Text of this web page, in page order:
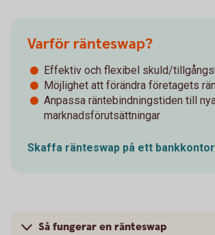
Varför ränteswap?
Effektiv och flexibel skuld/
Möjlighet att förändra företagets
Anpassa räntebindningstiden till
marknadsförutsättningar
Skaffa ränteswap på ett bankkontor
Så fungerar en ränteswap